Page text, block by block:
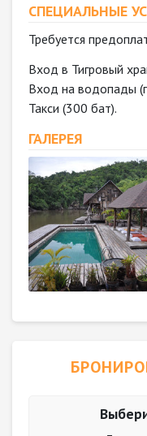
СПЕЦИАЛЬНЫЕ
Требуется
Вход в Тигровый
Вход на водопады
Такси (300 бат).
ГАЛЕРЕЯ